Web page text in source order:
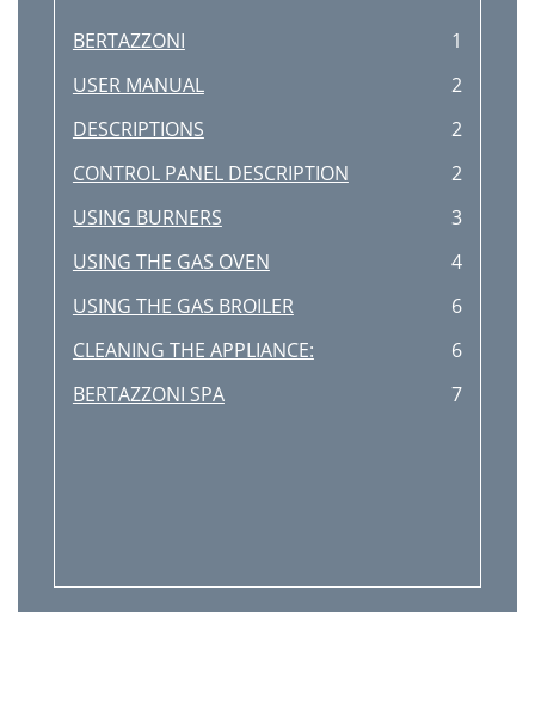
BERTAZZONI
1
USER MANUAL
2
DESCRIPTIONS
2
CONTROL PANEL DESCRIPTION
2
USING BURNERS
3
USING THE GAS OVEN
4
USING THE GAS BROILER
6
CLEANING THE APPLIANCE:
6
BERTAZZONI SPA
7